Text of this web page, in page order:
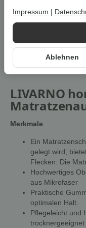
Beschreibung
Um die
Umverpackungen. Wenn
Bestellung im
LIVARNO
Merkmale
Ein
gelegt wird,
Flecken: Die
Hochwertiges
aus Mikrofaser
Praktische
optimalen Halt.
Pflegeleicht und
trocknergeeignet
Ablehnen
Impressum